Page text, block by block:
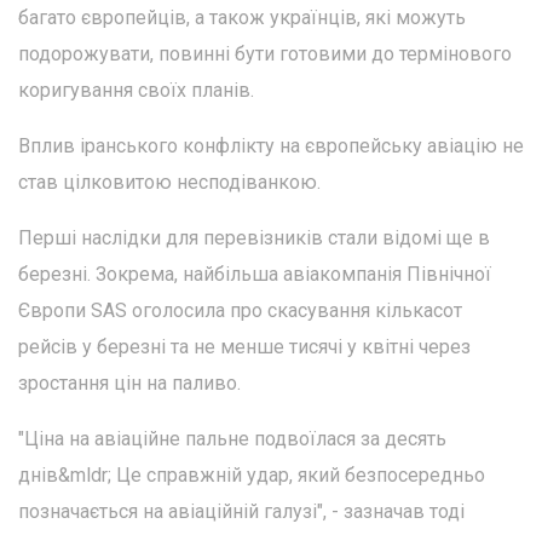
багато європейців, а також українців, які можуть
подорожувати, повинні бути готовими до термінового
коригування своїх планів.
Вплив іранського конфлікту на європейську авіацію не
став цілковитою несподіванкою.
Перші наслідки для перевізників стали відомі ще в
березні. Зокрема, найбільша авіакомпанія Північної
Європи SAS оголосила про скасування кількасот
рейсів у березні та не менше тисячі у квітні через
зростання цін на паливо.
"Ціна на авіаційне пальне подвоїлася за десять
днів&mldr; Це справжній удар, який безпосередньо
позначається на авіаційній галузі", - зазначав тоді